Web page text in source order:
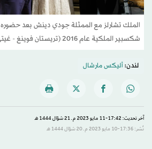
الملك تشارلز مع الممثلة جودي دينش بعد
شكسبير الملكية عام 2016 (تريستان فوينغ - غيتي)
لندن:أليكس مارشال
آخر تحديث: 17:42-11 مايو 2023 م ـ 21 شوّال 1444 هـ
نُشر: 17:36-10 مايو 2023 م ـ 20 شوّال 1444 هـ